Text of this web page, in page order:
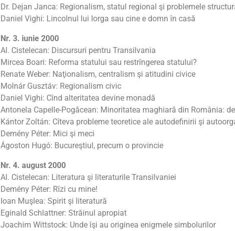
Dr. Dejan Janca: Regionalism, statul regional şi problemele
Daniel Vighi: Lincolnul lui Iorga sau cine e domn în casă
Nr. 3. iunie 2000
Al. Cistelecan: Discursuri pentru Transilvania
Mircea Boari: Reforma statului sau restrîngerea statului?
Renate Weber: Naţionalism, centralism şi atitudini civice
Molnár Gusztáv: Regionalism civic
Daniel Vighi: Cînd alteritatea devine monadă
Antonela Capelle-Pogăcean: Minoritatea maghiară din România:
Kántor Zoltán: Cîteva probleme teoretice ale autodefinirii şi
Demény Péter: Mici şi meci
Ágoston Hugó: Bucureştiul, precum o provincie
Nr. 4. august 2000
Al. Cistelecan: Literatura şi literaturile Transilvaniei
Demény Péter: Rîzi cu mine!
Ioan Muşlea: Spirit şi literatură
Eginald Schlattner: Străinul apropiat
Joachim Wittstock: Unde îşi au originea enigmele simbolurilor